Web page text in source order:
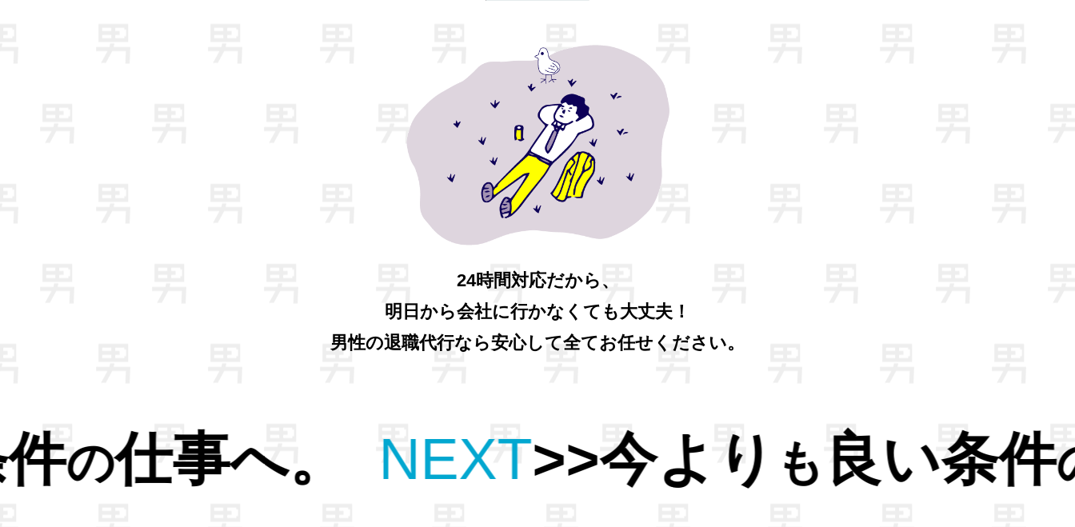
24時間対応だから、
明日から会社に行かなくても大丈夫！
男性の退職代行なら安心して全てお任せください。
>>今よりも良い条件の 仕事へ。